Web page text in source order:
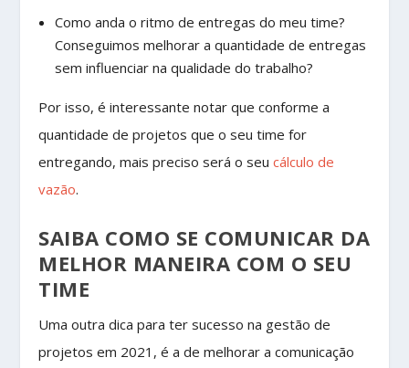
Como anda o ritmo de entregas do meu time?
Conseguimos melhorar a quantidade de entregas
sem influenciar na qualidade do trabalho?
Por isso, é interessante notar que conforme a
quantidade de projetos que o seu time for
entregando, mais preciso será o seucálculo de
vazão.
SAIBA COMO SE COMUNICAR DA
MELHOR MANEIRA COM O SEU
TIME
Uma outra dica para ter sucesso na gestão de
projetos em 2021, é a de melhorar a comunicação